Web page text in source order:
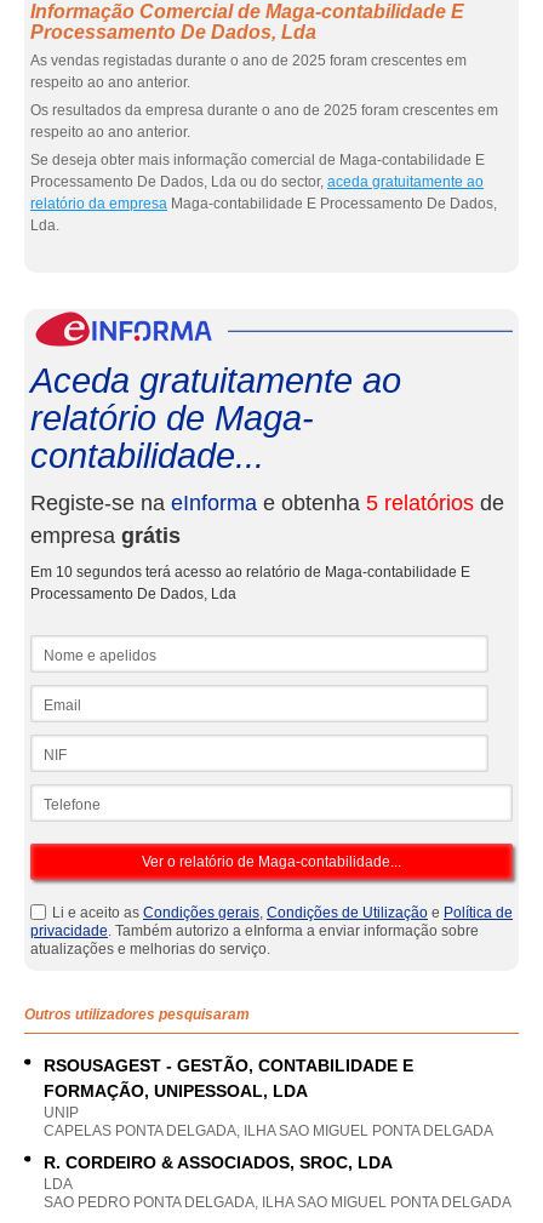
Informação Comercial de Maga-contabilidade E
Processamento De Dados, Lda
As vendas registadas durante o ano de 2025 foram crescentes em
respeito ao ano anterior.
Os resultados da empresa durante o ano de 2025 foram crescentes em
respeito ao ano anterior.
Se deseja obter mais informação comercial de Maga-contabilidade E
Processamento De Dados, Lda ou do sector, aceda gratuitamente ao
relatório da empresa Maga-contabilidade E Processamento De Dados,
Lda.
Aceda gratuitamente ao
relatório de Maga-
contabilidade...
Registe-se na eInforma e obtenha 5 relatórios de
empresa grátis
Em 10 segundos terá acesso ao relatório de Maga-contabilidade E
Processamento De Dados, Lda
Li e aceito as Condições gerais, Condições de Utilização e Política de
privacidade. Também autorizo a eInforma a enviar informação sobre
atualizações e melhorias do serviço.
Outros utilizadores pesquisaram
RSOUSAGEST - GESTÃO, CONTABILIDADE E
FORMAÇÃO, UNIPESSOAL, LDA
UNIP
CAPELAS PONTA DELGADA, ILHA SAO MIGUEL PONTA DELGADA
R. CORDEIRO & ASSOCIADOS, SROC, LDA
LDA
SAO PEDRO PONTA DELGADA, ILHA SAO MIGUEL PONTA DELGADA